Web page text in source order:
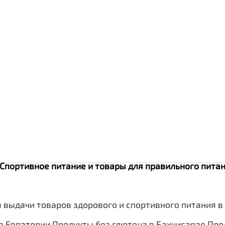
питание и товары для правильного
выдачи товаров здорового и спортивного питания